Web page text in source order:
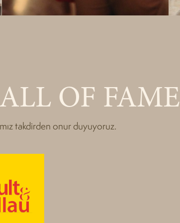
OF FAME
takdirden onur duyuyoruz.